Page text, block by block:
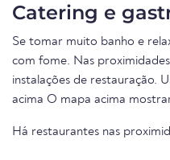
Catering e
Se tomar muito banho e
com fome. Nas
instalações de restauração.
acima O mapa acima
Há restaurantes nas